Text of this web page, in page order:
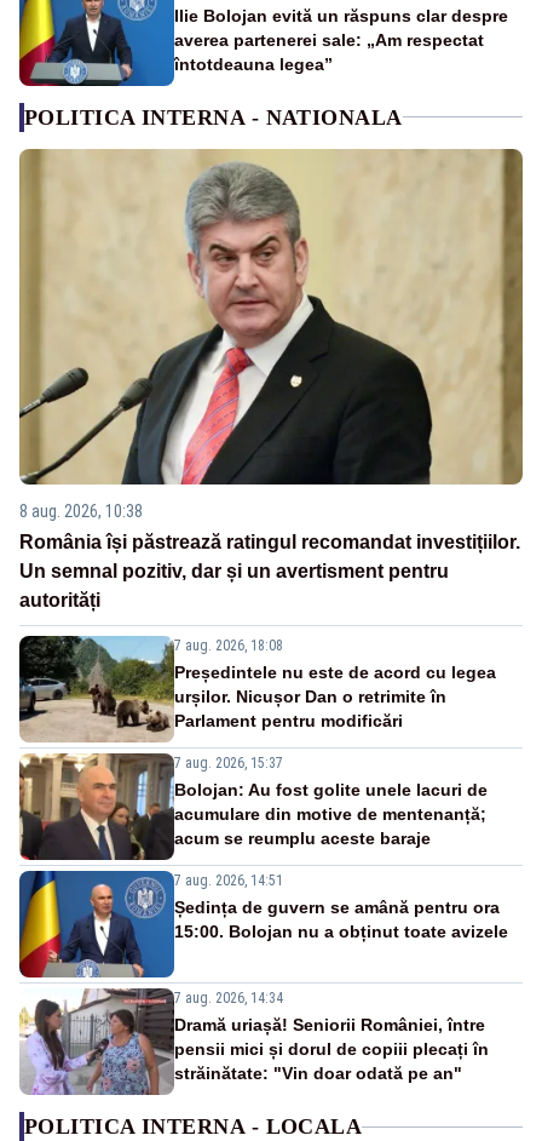
Ilie Bolojan evită un răspuns clar despre
averea partenerei sale: „Am respectat
întotdeauna legea”
POLITICA INTERNA - NATIONALA
8 aug. 2026, 10:38
România își păstrează ratingul recomandat investițiilor.
Un semnal pozitiv, dar și un avertisment pentru
autorități
7 aug. 2026, 18:08
Președintele nu este de acord cu legea
urșilor. Nicușor Dan o retrimite în
Parlament pentru modificări
7 aug. 2026, 15:37
Bolojan: Au fost golite unele lacuri de
acumulare din motive de mentenanță;
acum se reumplu aceste baraje
7 aug. 2026, 14:51
Ședința de guvern se amână pentru ora
15:00. Bolojan nu a obținut toate avizele
7 aug. 2026, 14:34
Dramă uriașă! Seniorii României, între
pensii mici și dorul de copiii plecați în
străinătate: "Vin doar odată pe an"
POLITICA INTERNA - LOCALA